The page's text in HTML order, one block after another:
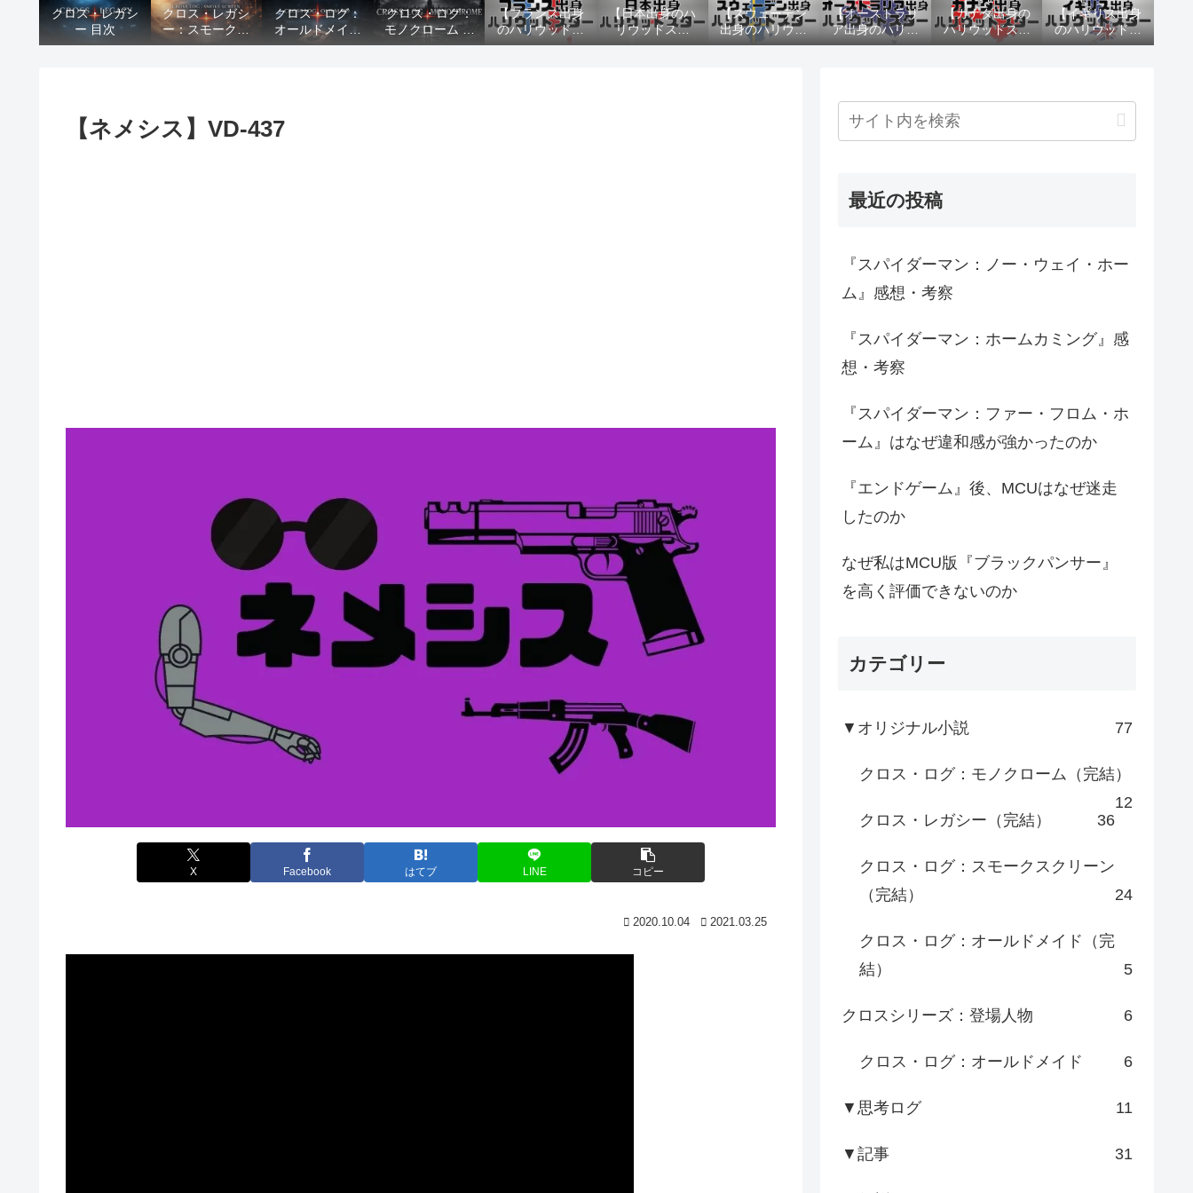
クロス・レガシ
ー 目次
クロス・レガシ
ー：スモークス
クリーン 目次
クロス・ログ：
オールドメイド
目次
クロス・ログ：
モノクローム 目
次
【フランス出身
のハリウッドス
ター】俳優・女
【日本出身のハ
リウッドスタ
ー】俳優・女優
【スウェーデン
出身のハリウッ
ドスター】俳
【オーストラリ
ア出身のハリウ
ッドスター】俳
【カナダ出身の
ハリウッドスタ
ー】俳優・女優
【イギリス出身
のハリウッドス
ター】俳優・女
【ネメシス】VD-437
X Facebook はてブ LINE コピー
2020.10.04 2021.03.25
最近の投稿
『スパイダーマン：ノー・ウェイ・ホー
ム』感想・考察
『スパイダーマン：ホームカミング』感
想・考察
『スパイダーマン：ファー・フロム・ホ
ーム』はなぜ違和感が強かったのか
『エンドゲーム』後、MCUはなぜ迷走
したのか
なぜ私はMCU版『ブラックパンサー』
を高く評価できないのか
カテゴリー
▼オリジナル小説 77
クロス・ログ：モノクローム（完結）
12
クロス・レガシー（完結）
36
クロス・ログ：スモークスクリーン
（完結）
24
クロス・ログ：オールドメイド（完
結）
5
クロスシリーズ：登場人物 6
クロス・ログ：オールドメイド 6
▼思考ログ 11
▼記事 31